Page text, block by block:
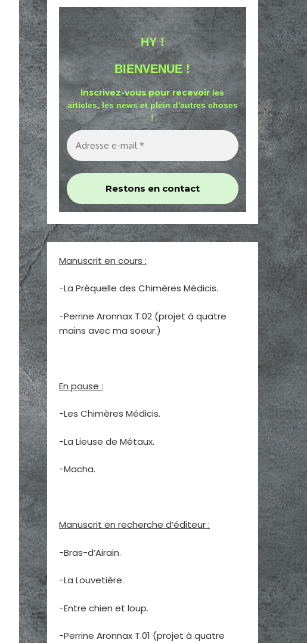
HY !
BIENVENUE !
Inscrivez-vous pour recevoirles
articles, les news et plein d'autres choses
!
Manuscrit en cours :
-La Préquelle des Chimères Médicis.
-Perrine Aronnax T.02 (projet à quatre
mains avec ma soeur.)
En pause :
-Les Chimères Médicis.
-La Lieuse de Métaux.
-Macha.
Manuscrit en recherche d’éditeur :
-Bras-d’Airain.
-La Louvetière.
-Entre chien et loup.
-Perrine Aronnax T.01 (projet à quatre